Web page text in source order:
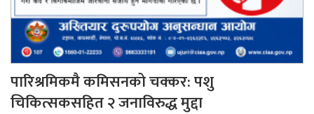
पारिश्रमिकमै कमिसनको चक्कर: पशु
चिकित्सकसहित २ जनाविरुद्ध मुद्दा